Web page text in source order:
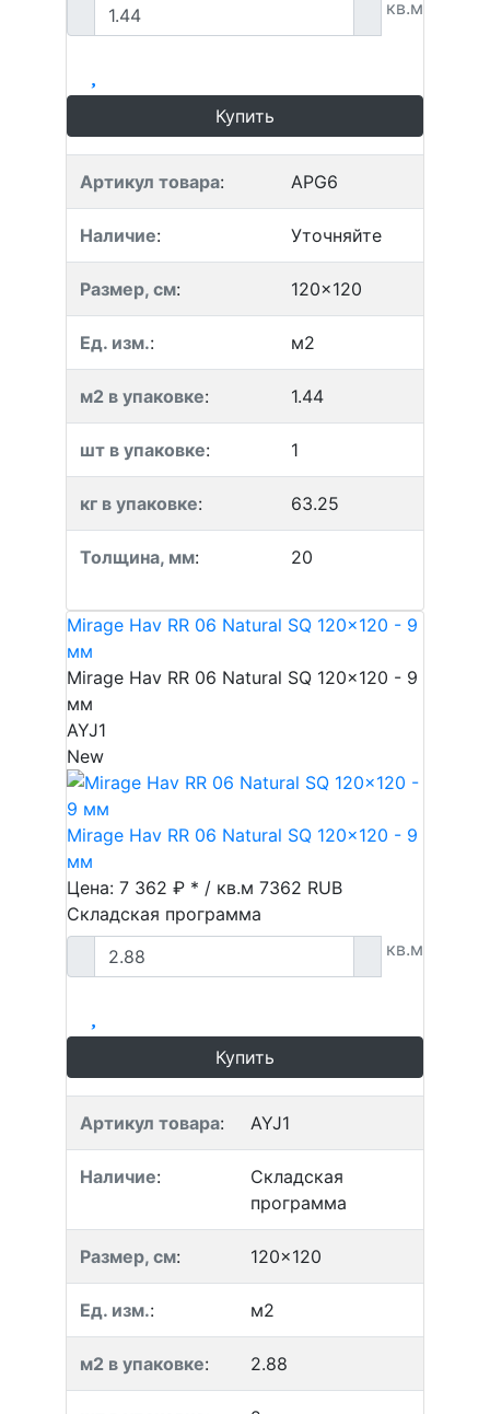
кв.м
Купить
Артикул товара: APG6
Наличие: Уточняйте
Размер, см: 120x120
Ед. изм.: м2
м2 в упаковке: 1.44
шт в упаковке: 1
кг в упаковке: 63.25
Толщина, мм: 20
Mirage Hav RR 06 Natural SQ 120x120 - 9
мм
Mirage Hav RR 06 Natural SQ 120x120 - 9
мм
AYJ1
New
Mirage Hav RR 06 Natural SQ 120x120 - 9
мм
Цена: 7 362 ₽ * / кв.м 7362 RUB
Складская программа
кв.м
Купить
Артикул товара: AYJ1
Наличие:
Складская
программа
Размер, см: 120x120
Ед. изм.: м2
м2 в упаковке: 2.88